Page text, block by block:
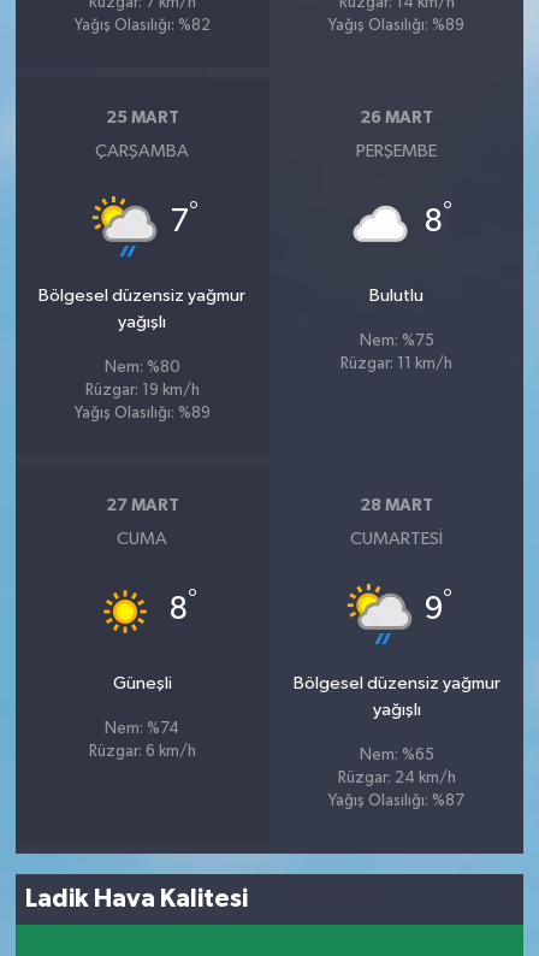
Yağış Olasılığı: %82
Yağış Olasılığı: %89
25 MART
ÇARŞAMBA
7°
Bölgesel düzensiz yağmur
yağışlı
Nem: %80
Rüzgar: 19 km/h
Yağış Olasılığı: %89
26 MART
PERŞEMBE
8°
Bulutlu
Nem: %75
Rüzgar: 11 km/h
27 MART
CUMA
8°
Güneşli
Nem: %74
Rüzgar: 6 km/h
28 MART
CUMARTESI
9°
Bölgesel düzensiz yağmur
yağışlı
Nem: %65
Rüzgar: 24 km/h
Yağış Olasılığı: %87
Ladik Hava Kalitesi